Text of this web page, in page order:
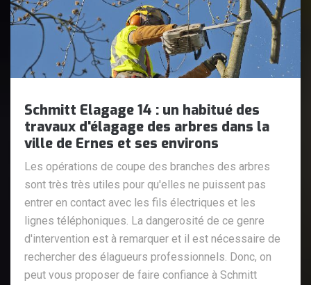
Schmitt Elagage 14 : un habitué des
travaux d'élagage des arbres dans la
ville de Ernes et ses environs
Les opérations de coupe des branches des arbres
sont très très utiles pour qu'elles ne puissent pas
entrer en contact avec les fils électriques et les
lignes téléphoniques. La dangerosité de ce genre
d'intervention est à remarquer et il est nécessaire de
rechercher des élagueurs professionnels. Donc, on
peut vous proposer de faire confiance à Schmitt